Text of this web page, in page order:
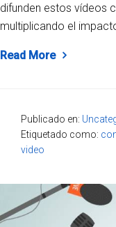
difunden estos vídeos
multiplicando el
Read More
Publicado en:
Etiquetado como:
video